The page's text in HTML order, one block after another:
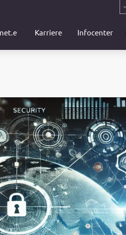
net.e Karriere Infocenter